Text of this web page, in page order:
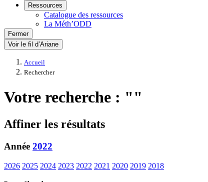
Ressources
Catalogue des ressources
La Méth’ODD
Fermer
Voir le fil d’Ariane
Accueil
Rechercher
Votre recherche : ""
Affiner les résultats
Année 2022
2026 2025 2024 2023 2022 2021 2020 2019 2018